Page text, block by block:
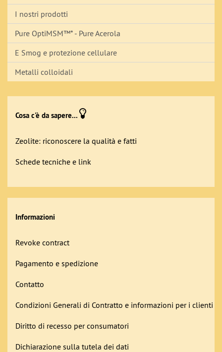
I nostri prodotti
Pure OptiMSM™* - Pure Acerola
E Smog e protezione cellulare
Metalli colloidali
Cosa c'è da sapere...
Zeolite: riconoscere la qualità e fatti
Schede tecniche e link
Informazioni
Revoke contract
Pagamento e spedizione
Contatto
Condizioni Generali di Contratto e informazioni per i clienti
Diritto di recesso per consumatori
Dichiarazione sulla tutela dei dati